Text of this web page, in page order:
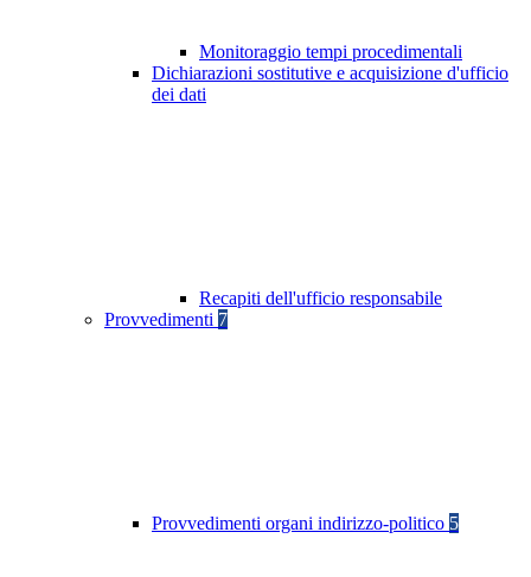
Monitoraggio tempi procedimentali
Dichiarazioni sostitutive e acquisizione d'ufficio
dei dati
Recapiti dell'ufficio responsabile
Provvedimenti 7
Provvedimenti organi indirizzo-politico 5